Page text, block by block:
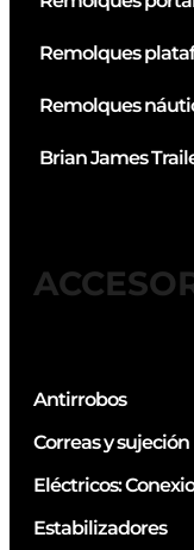
Remolques
Remolques
Brian James
Antirrobos
Correas y sujeción
Eléctricos:
Estabilizadores